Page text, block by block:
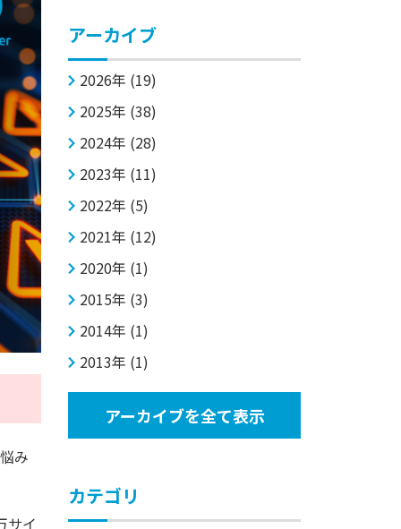
み
サイ
アーカイブ
2026年 (19)
2025年 (38)
2024年 (28)
2023年 (11)
2022年 (5)
2021年 (12)
2020年 (1)
2015年 (3)
2014年 (1)
2013年 (1)
アーカイブを全て表示
カテゴリ